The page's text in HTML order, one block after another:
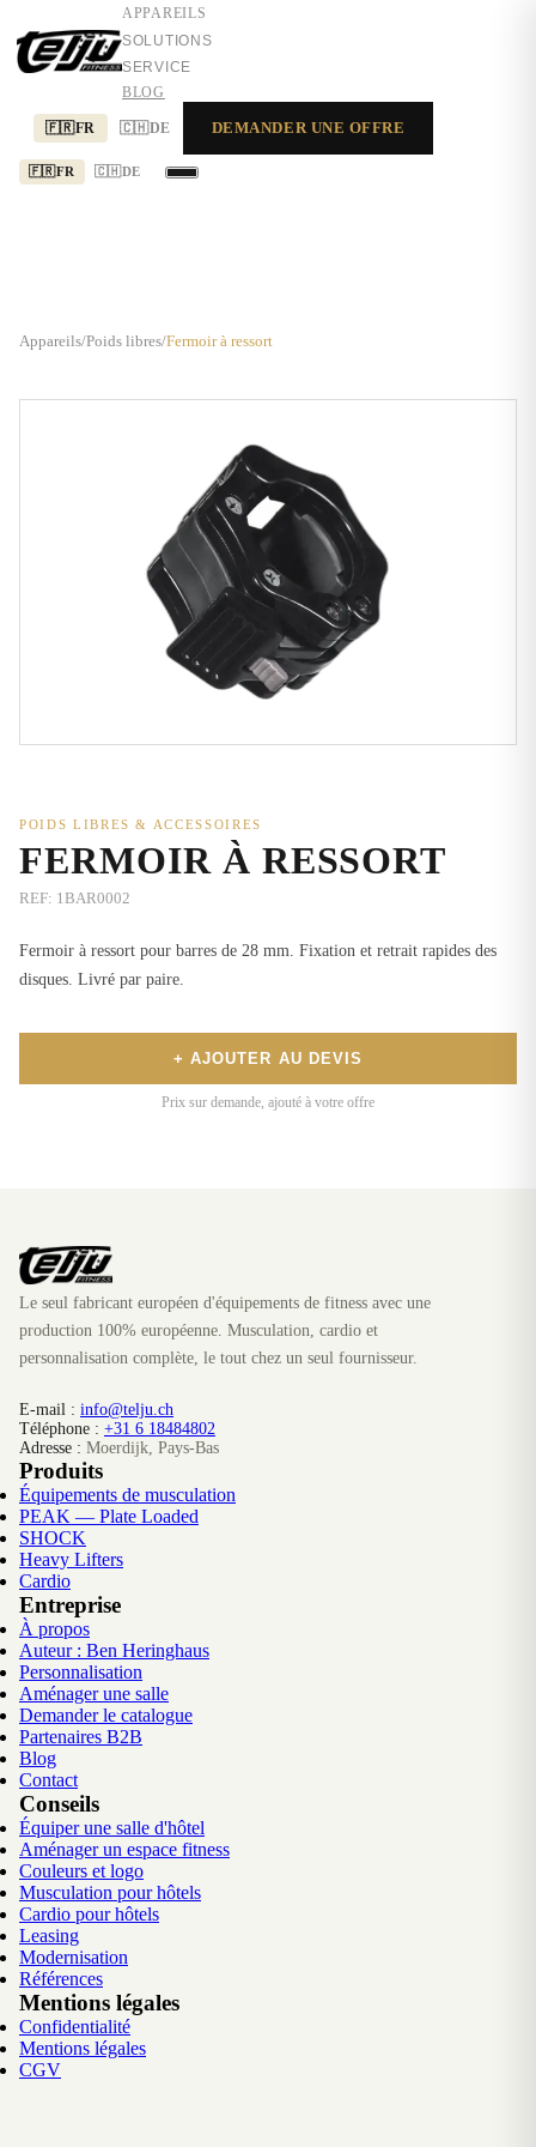
APPAREILS
SOLUTIONS
SERVICE
BLOG
🇫🇷FR 🇨🇭 DE DEMANDER UNE OFFRE
🇫🇷FR 🇨🇭 DE
Appareils/Poids libres/Fermoir à ressort
POIDS LIBRES & ACCESSOIRES
FERMOIR À RESSORT
REF: 1BAR0002
Fermoir à ressort pour barres de 28 mm. Fixation et retrait rapides des
disques. Livré par paire.
+ AJOUTER AU DEVIS
Prix sur demande, ajouté à votre offre
Le seul fabricant européen d'équipements de fitness avec une
production 100% européenne. Musculation, cardio et
personnalisation complète, le tout chez un seul fournisseur.
E-mail : info@telju.ch
Téléphone : +31 6 18484802
Adresse : Moerdijk, Pays-Bas
Produits
Équipements de musculation
PEAK — Plate Loaded
SHOCK
Heavy Lifters
Cardio
Entreprise
À propos
Auteur : Ben Heringhaus
Personnalisation
Aménager une salle
Demander le catalogue
Partenaires B2B
Blog
Contact
Conseils
Équiper une salle d'hôtel
Aménager un espace fitness
Couleurs et logo
Musculation pour hôtels
Cardio pour hôtels
Leasing
Modernisation
Références
Mentions légales
Confidentialité
Mentions légales
CGV